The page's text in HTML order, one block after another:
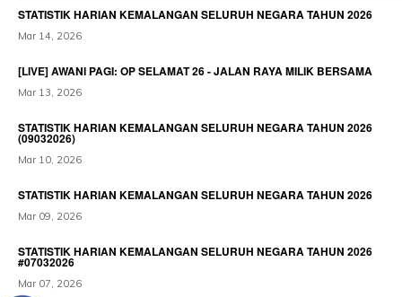
STATISTIK HARIAN KEMALANGAN SELURUH NEGARA TAHUN 2026
Mar 14, 2026
[LIVE] AWANI PAGI: OP SELAMAT 26 - JALAN RAYA MILIK BERSAMA
Mar 13, 2026
STATISTIK HARIAN KEMALANGAN SELURUH NEGARA TAHUN 2026
(09032026)
Mar 10, 2026
STATISTIK HARIAN KEMALANGAN SELURUH NEGARA TAHUN 2026
Mar 09, 2026
STATISTIK HARIAN KEMALANGAN SELURUH NEGARA TAHUN 2026
#07032026
Mar 07, 2026